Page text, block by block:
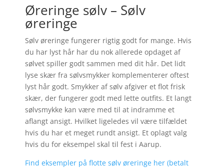
Øreringe sølv – Sølv
øreringe
Sølv øreringe fungerer rigtig godt for mange. Hvis
du har lyst hår har du nok allerede opdaget af
sølvet spiller godt sammen med dit hår. Det lidt
lyse skær fra sølvsmykker komplementerer oftest
lyst hår godt. Smykker af sølv afgiver et flot frisk
skær, der fungerer godt med lette outfits. Et langt
sølvsmykke kan være med til at indramme et
aflangt ansigt. Hvilket ligeledes vil være tilfældet
hvis du har et meget rundt ansigt. Et oplagt valg
hvis du for eksempel skal til fest i Aarup.
Find eksempler på flotte sølv øreringe her (betalt